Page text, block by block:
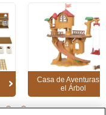
Casa de Aventuras
el Árbol
7 8